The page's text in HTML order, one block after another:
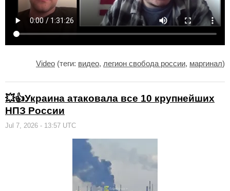
Video (теги: видео, легион свобода россии, маргинал)
💥👍Украина атаковала все 10 крупнейших
НПЗ России
Jul 7, 2026 - 13:57 UTC